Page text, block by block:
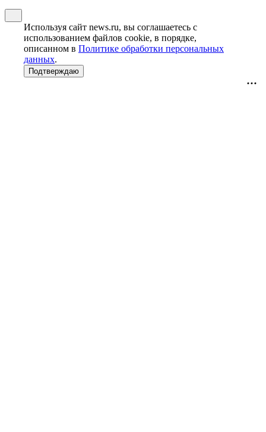
Используя сайт news.ru, вы соглашаетесь с
использованием файлов cookie, в порядке,
описанном в Политике обработки персональных
данных.
Подтверждаю